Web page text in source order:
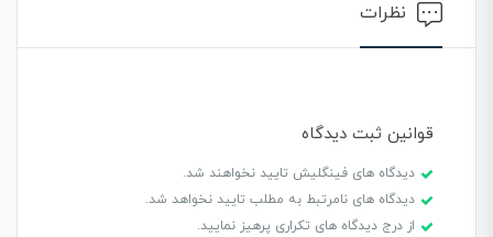
نظرات
قوانین ثبت دیدگاه
دیدگاه های فینگلیش تایید نخواهند شد.
دیدگاه های نامرتبط به مطلب تایید نخواهد شد.
از درج دیدگاه های تکراری پرهیز نمایید.